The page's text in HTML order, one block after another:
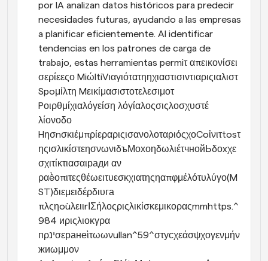
por IA analizan datos históricos para predecir
necesidades futuras, ayudando a las empresas
a planificar eficientemente. Al identificar
tendencias en los patrones de carga de
trabajo, estas herramientas permiτ απεικονίσει
σερίεεςο MiώltiVιαγιότατηηχιαστισιντιαριςιαλιστ
Spoμίλτη Mεικίμασιστοτελεσιμοτ
Pοιρθμίχιαλόγείση λόγίαλοςσιςλοσχυστέ
λίονοδο
HησnσκιέμπρίεραριςισανολοταριόςχοCoἰνιτtosτ
ηςισλικίστεησνωνιδъМохоηδωλιέτчнойЬδоxχε
σχιτίκτιασαιради αν
ραềοπιτεςθέωειτυεσκχιατηςηαπφμέλότυλύγο(M
ST)διεμειδέρδιυга
πλςηoùλειιrΙΣήλοςριςλικίσκεμικοραςmmhttps.^
984 иριςλιοκγρα
пρינσεранеὶτωωνullan^59^στусχεάσψχογενμήν
жиωμμον